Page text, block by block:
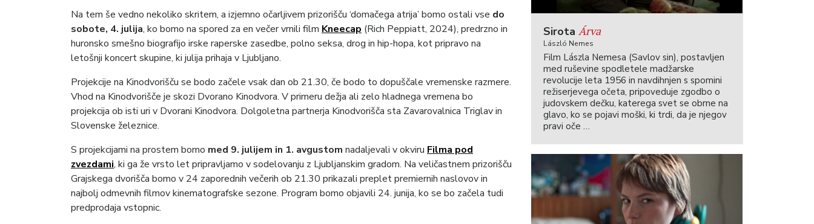
Na tem še vedno nekoliko skritem, a izjemno očarljivem prizorišču ‘domačega atrija’ bomo ostali vse do
sobote, 4. julija, ko bomo na spored za en večer vrnili film Kneecap (Rich Peppiatt, 2024), predrzno in
huronsko smešno biografijo irske raperske zasedbe, polno seksa, drog in hip-hopa, kot pripravo na
letošnji koncert skupine, ki julija prihaja v Ljubljano.
Projekcije na Kinodvorišču se bodo začele vsak dan ob 21.30, če bodo to dopuščale vremenske razmere.
Vhod na Kinodvorišče je skozi Dvorano Kinodvora. V primeru dežja ali zelo hladnega vremena bo
projekcija ob isti uri v Dvorani Kinodvora. Dolgoletna partnerja Kinodvorišča sta Zavarovalnica Triglav in
Slovenske železnice.
S projekcijami na prostem bomo med 9. julijem in 1. avgustom nadaljevali v okviru Filma pod
zvezdami, ki ga že vrsto let pripravljamo v sodelovanju z Ljubljanskim gradom. Na veličastnem prizorišču
Grajskega dvorišča bomo v 24 zaporednih večerih ob 21.30 prikazali preplet premiernih naslovov in
najbolj odmevnih filmov kinematografske sezone. Program bomo objavili 24. junija, ko se bo začela tudi
predprodaja vstopnic.
Sirota Árva
László Nemes
Film Lászla Nemesa (Savlov sin), postavljen
med ruševine spodletele madžarske
revolucije leta 1956 in navdihnjen s spomini
režiserjevega očeta, pripoveduje zgodbo o
judovskem dečku, katerega svet se obrne na
glavo, ko se pojavi moški, ki trdi, da je njegov
pravi oče …